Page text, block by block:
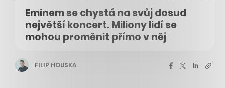
Eminem se chystá na svůj dosud
největší koncert. Miliony lidí se
mohou proměnit přímo v něj
FILIP HOUSKA